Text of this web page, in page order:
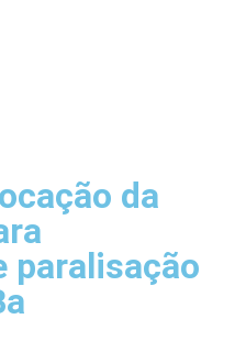
da
paralisação